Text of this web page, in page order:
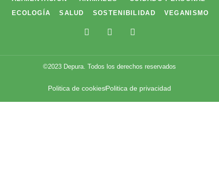
ECOLOGÍA
SALUD SOSTENIBILIDAD VEGANISMO
F
e
b
k
T
t
t
r
I
t
a
r
a
m
©2023 Depura. Todos los derechos reservados
Politica de cookiesPolitica de privacidad